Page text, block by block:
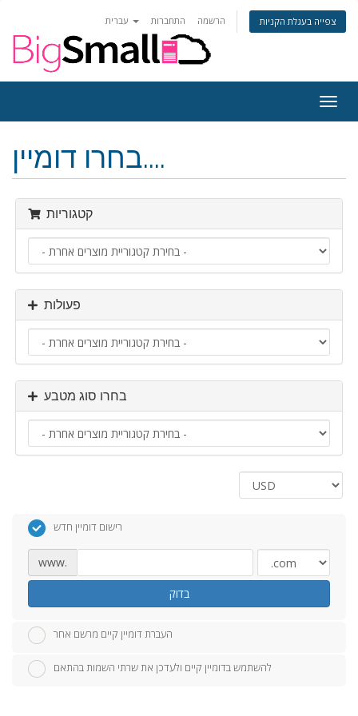
התחברות הרשמה צפייה בעגלת הקניות
ניווט
בחרו דומיין....
קטגוריות
פעולות
בחרו סוג מטבע
רישום דומיין חדש
www.
בדוק
העברת דומיין קיים מרשם אחר
להשתמש בדומיין קיים ולעדכן את שרתי השמות בהתאם